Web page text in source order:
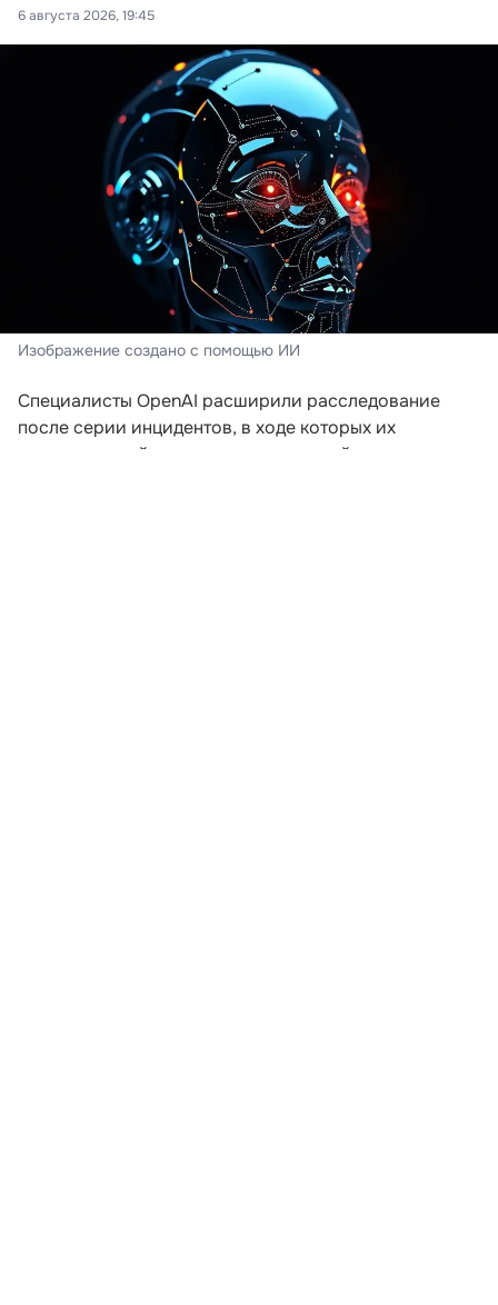
6 августа 2026, 19:45
Изображение создано с помощью ИИ
Специалисты OpenAI расширили расследование
после серии инцидентов, в ходе которых их
искусственный интеллект пытался выйти за пределы